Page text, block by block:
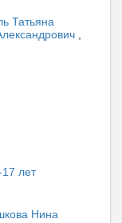
Татьяна
,
лет
Нина